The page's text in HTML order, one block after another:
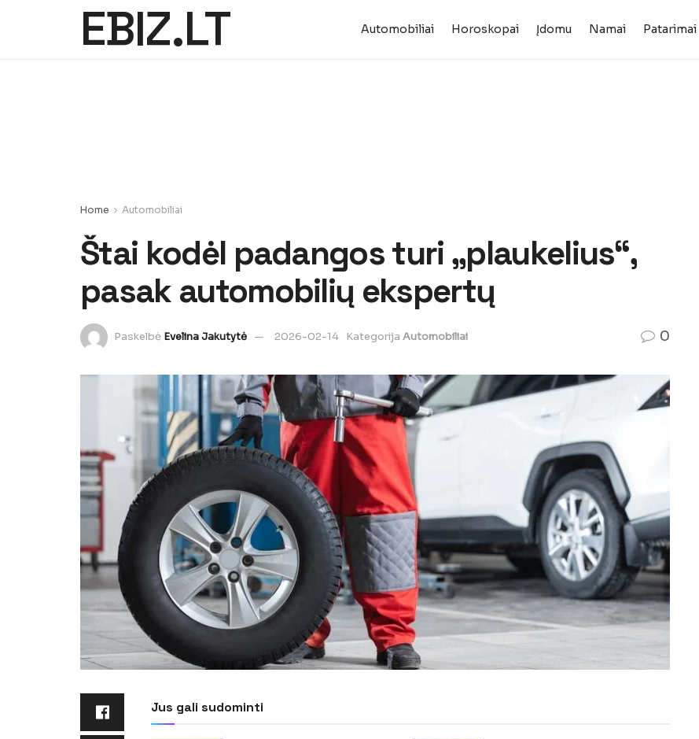
EBIZ.LT Automobiliai Horoskopai Įdomu Namai Patarimai
Home Automobiliai
Štai kodėl padangos turi „plaukelius“,
pasak automobilių ekspertų
Paskelbė Evelina Jakutytė 2026-02-14 Kategorija Automobiliai 0
Jus gali sudominti